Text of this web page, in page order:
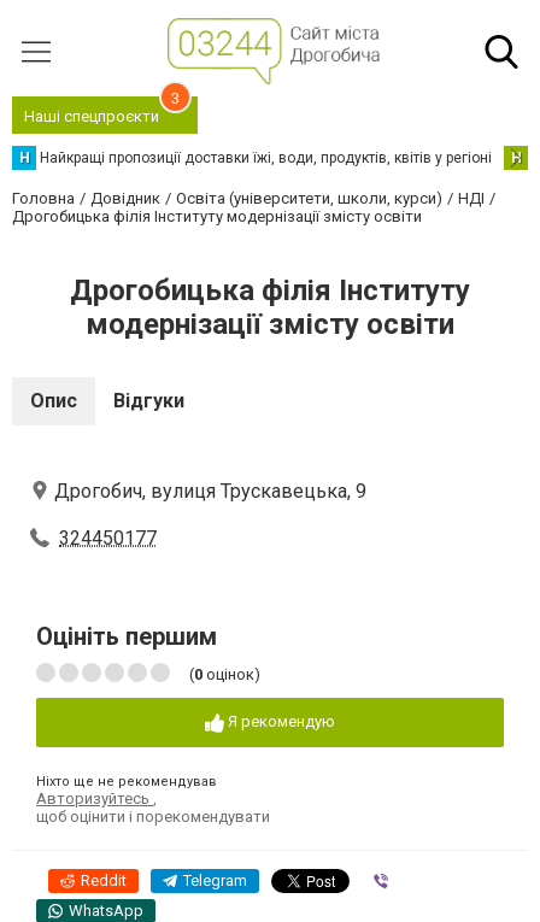
Наші спецпроєкти
3
Н Найкращі пропозиції доставки їжі, води, продуктів, квітів у регіоні Н
Головна Довідник Освіта (університети, школи, курси)
НДІ
Дрогобицька філія Інституту модернізації змісту освіти
Дрогобицька філія Інституту
модернізації змісту освіти
Опис Відгуки
Дрогобич, вулиця Трускавецька, 9
324450177
Оцініть першим
(0 оцінок)
Я рекомендую
Ніхто ще не рекомендував
Авторизуйтесь
щоб оцінити і порекомендувати
Reddit Telegram
WhatsApp